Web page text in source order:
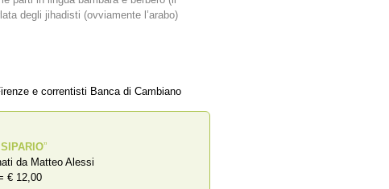
degli jihadisti (ovviamente l’arabo)
e correntisti Banca di Cambiano
”
da Matteo Alessi
€ 12,00